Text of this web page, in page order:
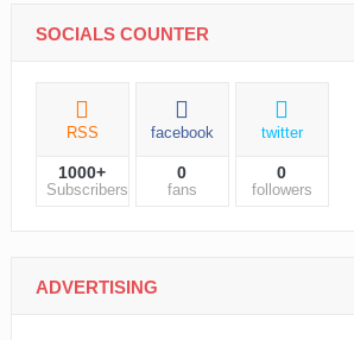
SOCIALS COUNTER
RSS
1000+
Subscribers
facebook
0
fans
twitter
0
followers
ADVERTISING